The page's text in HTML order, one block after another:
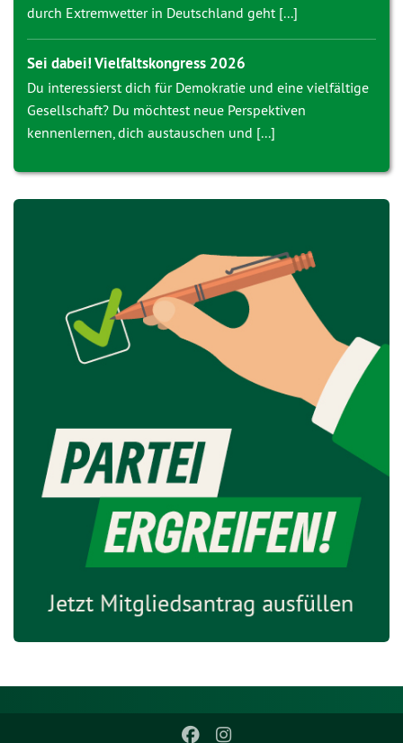
durch Extremwetter in Deutschland geht [...]
Sei dabei! Vielfaltskongress 2026
Du interessierst dich für Demokratie und eine vielfältige
Gesellschaft? Du möchtest neue Perspektiven
kennenlernen, dich austauschen und [...]